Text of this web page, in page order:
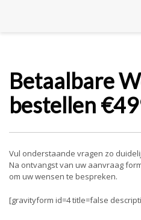
Betaalbare
bestellen
Vul onderstaande vragen zo
Na ontvangst van uw aanvraag
om uw wensen te bespreken.
[gravityform id=4 title=false